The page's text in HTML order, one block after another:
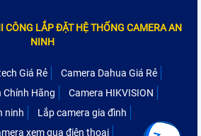
CÔNG LẮP ĐẶT HỆ THỐNG CAMERA AN
NINH
Giá Rẻ
Camera Dahua Giá Rẻ
Chính Hãng
Camera HIKVISION
ninh
Lắp camera gia đình
xem qua điện thoại